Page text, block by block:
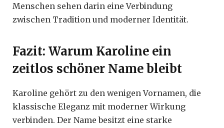
Menschen sehen darin eine Verbindung
zwischen Tradition und moderner Identität.
Fazit: Warum Karoline ein
zeitlos schöner Name bleibt
Karoline gehört zu den wenigen Vornamen, die
klassische Eleganz mit moderner Wirkung
verbinden. Der Name besitzt eine starke